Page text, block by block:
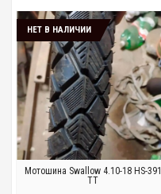
НЕТ В НАЛИЧИИ
Мотошина Swallow 4.10-18 HS-391
TT